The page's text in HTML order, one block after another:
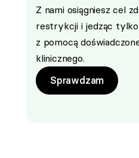
Z nami osiągniesz cel
restrykcji i jedząc
z pomocą
klinicznego.
Sprawdzam